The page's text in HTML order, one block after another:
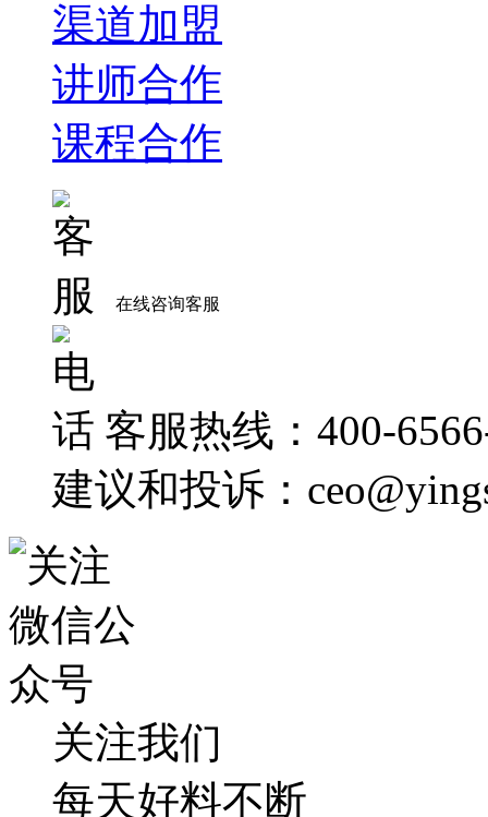
渠道加盟
讲师合作
课程合作
在线咨询客服
客服热线：400-
建议和投诉：
关注我们
每天好料不断